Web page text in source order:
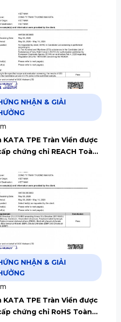
NHẬN & GIẢI
KATA TPE Tràn Viền được
chứng chỉ REACH Toàn
NHẬN & GIẢI
KATA TPE Tràn Viền được
chứng chỉ RoHS Toàn